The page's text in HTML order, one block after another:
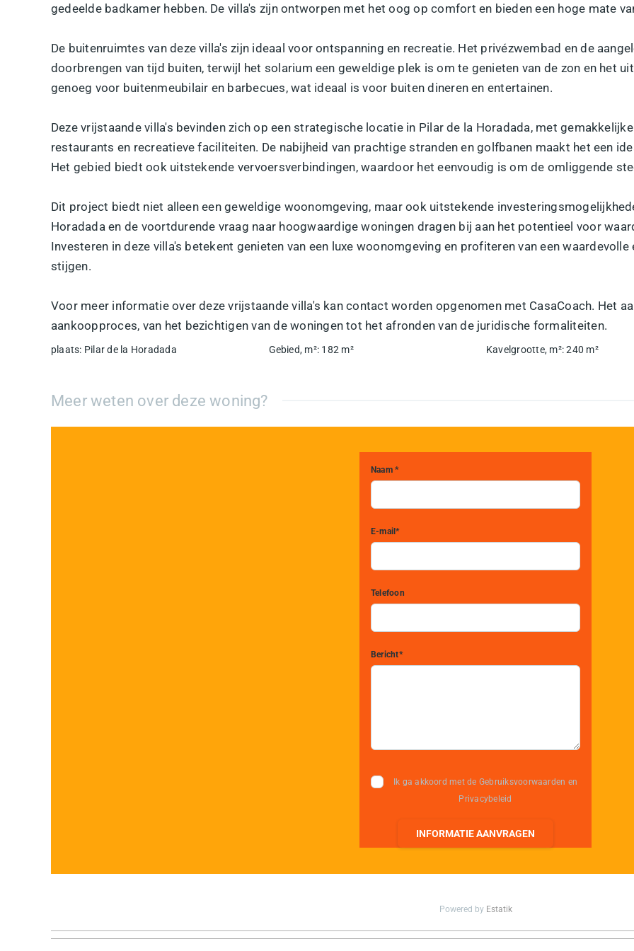
gedeelde badkamer hebben. De villa's zijn ontworpen met het oog op comfort en bieden een hoge mate
De buitenruimtes van deze villa's zijn ideaal voor ontspanning en recreatie. Het privézwembad en de
doorbrengen van tijd buiten, terwijl het solarium een geweldige plek is om te genieten van de zon en het
genoeg voor buitenmeubilair en barbecues, wat ideaal is voor buiten dineren en entertainen.
Deze vrijstaande villa's bevinden zich op een strategische locatie in Pilar de la Horadada, met
restaurants en recreatieve faciliteiten. De nabijheid van prachtige stranden en golfbanen maakt het een
Het gebied biedt ook uitstekende vervoersverbindingen, waardoor het eenvoudig is om de omliggende
Dit project biedt niet alleen een geweldige woonomgeving, maar ook uitstekende
Horadada en de voortdurende vraag naar hoogwaardige woningen dragen bij aan het potentieel voor
Investeren in deze villa's betekent genieten van een luxe woonomgeving en profiteren van een
stijgen.
Voor meer informatie over deze vrijstaande villa's kan contact worden opgenomen met CasaCoach. Het
aankoopproces, van het bezichtigen van de woningen tot het afronden van de juridische formaliteiten.
plaats: Pilar de la Horadada Gebied, m²: 182 m² Kavelgrootte, m²: 240 m²
Meer weten over deze woning?
Naam *
E-mail*
Telefoon
Bericht*
Ik ga akkoord met de Gebruiksvoorwaarden en
Privacybeleid
INFORMATIE AANVRAGEN
Powered by Estatik